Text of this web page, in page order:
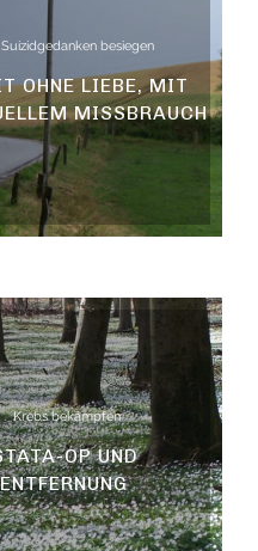
Suizidgedanken besiegen
OHNE LIEBE, MIT
MISSBRAUCH
Krebs bekämpfen
OP UND